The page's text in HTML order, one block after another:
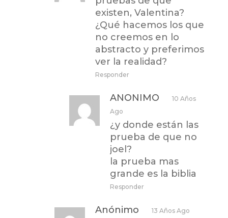
existen, Valentina?
¿Qué hacemos los que
no creemos en lo
abstracto y preferimos
ver la realidad?
Responder
ANONIMO
10 Años
Ago
¿y donde están las
prueba de que no
joel?
la prueba mas
grande es la biblia
Responder
Anónimo 13 Años Ago